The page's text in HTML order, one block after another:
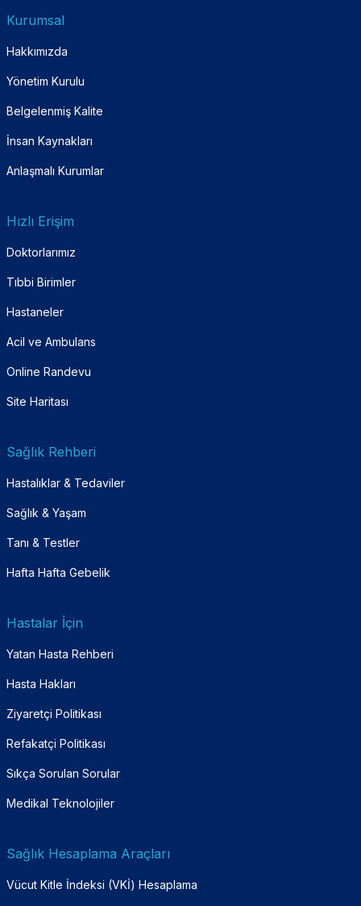
Kurumsal
Hakkımızda
Yönetim Kurulu
Belgelenmiş Kalite
İnsan Kaynakları
Anlaşmalı Kurumlar
Hızlı Erişim
Doktorlarımız
Tıbbi Birimler
Hastaneler
Acil ve Ambulans
Online Randevu
Site Haritası
Sağlık Rehberi
Hastalıklar & Tedaviler
Sağlık & Yaşam
Tanı & Testler
Hafta Hafta Gebelik
Hastalar İçin
Yatan Hasta Rehberi
Hasta Hakları
Ziyaretçi Politikası
Refakatçi Politikası
Sıkça Sorulan Sorular
Medikal Teknolojiler
Sağlık Hesaplama Araçları
Vücut Kitle İndeksi (VKİ) Hesaplama